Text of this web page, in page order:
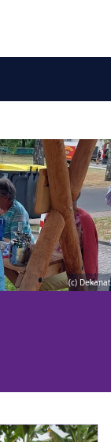
(c) Dekanat